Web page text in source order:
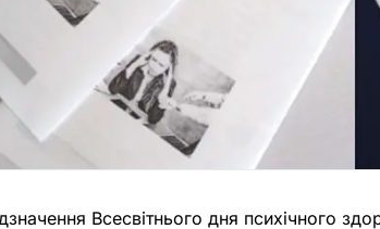
Всесвітнього дня психічного